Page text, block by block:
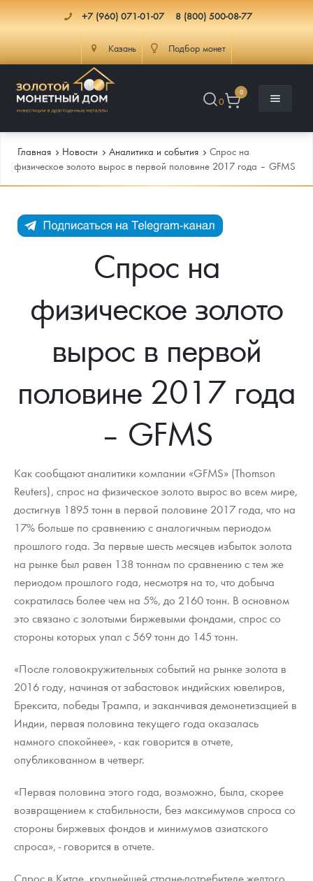
+7 (960) 071-01-07 8 (800) 500-08-77
Казань Подбор монет
0
0
Каталог Монет
Инвестиционные монеты
Иностранные
Памятные монеты России и СССР
Монеты Царской России
Монеты стран мира после 1950г
Монеты и жетоны ЗМД
Георгий Победоносец
Золотой червонец Сеятель
Гарри Поттер
Год Лошади
Флот: ледоколы и корабли
Жетоны "Необыкновенные обитатели глубин"
Ювелирные изделия
Золотая карманная галерея
Наборы подарочных и коллекционных монет
Монеты и жетоны из недрагоценных металлов
Книги по нумизматике
Инфо
Клуб ЗМД
Памятка для работы с монетами из драгметаллов
Условия возврата
Монеты
Политика конфиденциальности
Политика использования Cookies
Положение по обработке и защите персональных данных
Подбор монет
Информация
Распродажа монет и жетонов
Аналитика и события
Итоги 2025 года. Прогноз курсов золота, серебра, платины на
2026 год
Курс золота и серебра
Письмо директору
Пресс-служба
Главная Новости Аналитика и события
Спрос на
физическое золото вырос в первой половине 2017 года – GFMS
Спрос на
физическое золото
вырос в первой
половине 2017 года
– GFMS
Как сообщают аналитики компании «GFMS» (Thomson
Reuters), спрос на физическое золото вырос во всем мире,
достигнув 1895 тонн в первой половине 2017 года, что на
17% больше по сравнению с аналогичным периодом
прошлого года. За первые шесть месяцев избыток золота
на рынке был равен 138 тоннам по сравнению с тем же
периодом прошлого года, несмотря на то, что добыча
сократилась более чем на 5%, до 2160 тонн. В основном
это связано с золотыми биржевыми фондами, спрос со
стороны которых упал с 569 тонн до 145 тонн.
«После головокружительных событий на рынке золота в
2016 году, начиная от забастовок индийских ювелиров,
Брексита, победы Трампа, и заканчивая демонетизацией в
Индии, первая половина текущего года оказалась
намного спокойнее», - как говорится в отчете,
опубликованном в четверг.
«Первая половина этого года, возможно, была, скорее
возвращением к стабильности, без максимумов спроса со
стороны биржевых фондов и минимумов азиатского
спроса», - говорится в отчете.